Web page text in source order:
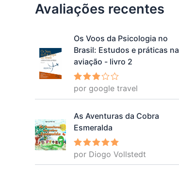
Avaliações recentes
Os Voos da Psicologia no
Brasil: Estudos e práticas na
aviação - livro 2
Avalia
ção 3
por google travel
As Aventuras da Cobra
Esmeralda
Avaliação
5
por Diogo Vollstedt